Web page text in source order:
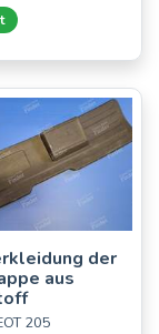
der
aus
205